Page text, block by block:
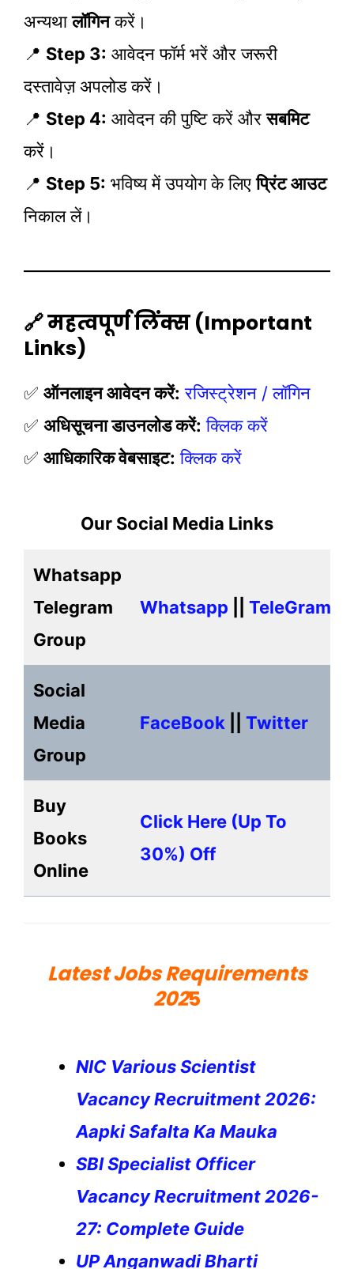
अन्यथालॉगिनकरें।
📍 Step 3: आवेदन फॉर्म भरें और जरूरी
दस्तावेज़ अपलोड करें।
📍 Step 4: आवेदन की पुष्टि करें औरसबमिट
करें।
📍 Step 5: भविष्य में उपयोग के लिएप्रिंट आउट
निकाल लें।
🔗 महत्वपूर्ण लिंक्स (Important
Links)
✅ ऑनलाइन आवेदन करें: रजिस्ट्रेशन / लॉगिन
✅ अधिसूचना डाउनलोड करें: क्लिक करें
✅ आधिकारिक वेबसाइट: क्लिक करें
Our Social Media Links
Whatsapp
Telegram
Group
Whatsapp TeleGram
Social
Media
Group
FaceBook Twitter
Buy
Books
Online
Click Here (up To
30%) Off
Latest Jobs Requirements
2025
NIC Various Scientist
Vacancy Recruitment 2026:
Aapki Safalta Ka Mauka
SBI Specialist Officer
Vacancy Recruitment 2026-
27: Complete Guide
UP Anganwadi Bharti